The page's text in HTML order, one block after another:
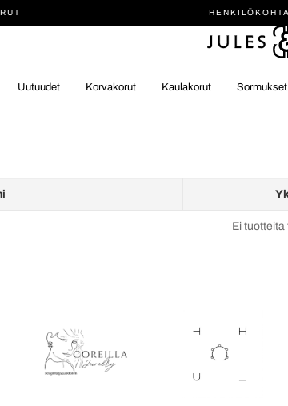
Uutuudet Korvakorut Kaulakorut Sormukset
Ei tuotteita